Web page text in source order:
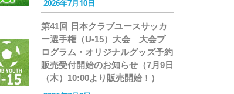
2026年7月10日
第41回 日本クラブユースサッカ
ー選手権（U-15）大会 大会プ
ログラム・オリジナルグッズ予約
販売受付開始のお知らせ（7月9日
（木）10:00より販売開始！）